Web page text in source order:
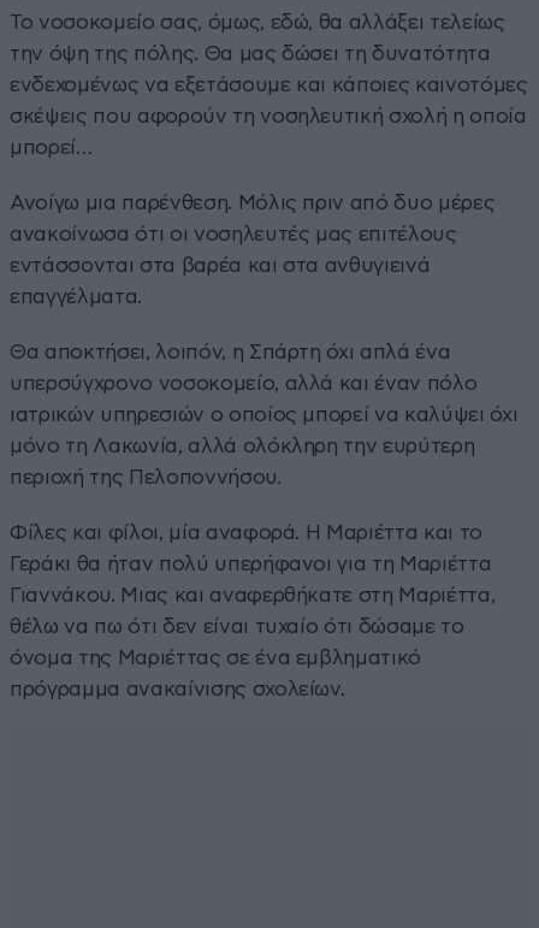
Το νοσοκομείο σας, όμως, εδώ, θα αλλάξει τελείως
την όψη της πόλης. Θα μας δώσει τη δυνατότητα
ενδεχομένως να εξετάσουμε και κάποιες καινοτόμες
σκέψεις που αφορούν τη νοσηλευτική σχολή η οποία
μπορεί…
Ανοίγω μια παρένθεση. Μόλις πριν από δυο μέρες
ανακοίνωσα ότι οι νοσηλευτές μας επιτέλους
εντάσσονται στα βαρέα και στα ανθυγιεινά
επαγγέλματα.
Θα αποκτήσει, λοιπόν, η Σπάρτη όχι απλά ένα
υπερσύγχρονο νοσοκομείο, αλλά και έναν πόλο
ιατρικών υπηρεσιών ο οποίος μπορεί να καλύψει όχι
μόνο τη Λακωνία, αλλά ολόκληρη την ευρύτερη
περιοχή της Πελοποννήσου.
Φίλες και φίλοι, μία αναφορά. Η Μαριέττα και το
Γεράκι θα ήταν πολύ υπερήφανοι για τη Μαριέττα
Γιαννάκου. Μιας και αναφερθήκατε στη Μαριέττα,
θέλω να πω ότι δεν είναι τυχαίο ότι δώσαμε το
όνομα της Μαριέττας σε ένα εμβληματικό
πρόγραμμα ανακαίνισης σχολείων.